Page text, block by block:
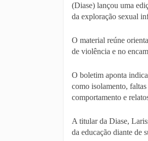
(Diase) lançou uma
da exploração sexual
O material reúne
de violência e no
O boletim aponta
como isolamento,
comportamento e
A titular da Diase,
da educação diante de